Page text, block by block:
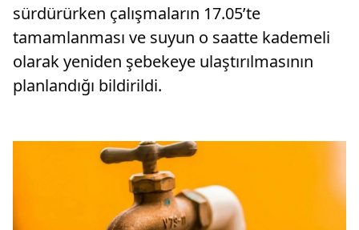
sürdürürken çalışmaların 17.05’te
tamamlanması ve suyun o saatte kademeli
olarak yeniden şebekeye ulaştırılmasının
planlandığı bildirildi.